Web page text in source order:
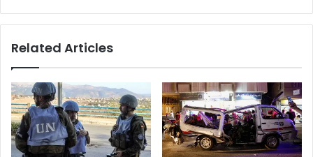
ł
d
k
ó
w
w
y
s
s
e
a
b
i
Related Articles